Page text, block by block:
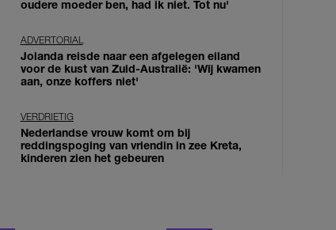
oudere moeder ben, had ik niet. Tot nu'
ADVERTORIAL
Jolanda reisde naar een afgelegen eiland
voor de kust van Zuid-Australië: 'Wij kwamen
aan, onze koffers niet'
VERDRIETIG
Nederlandse vrouw komt om bij
reddingspoging van vriendin in zee Kreta,
kinderen zien het gebeuren